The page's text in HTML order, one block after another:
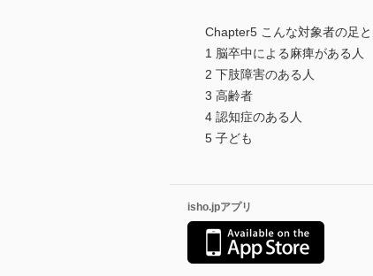
Chapter5 こんな対象者の足
1 脳卒中による麻痺がある人
2 下肢障害のある人
3 高齢者
4 認知症のある人
5 子ども
isho.jpアプリ